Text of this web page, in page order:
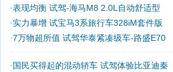
·表现均衡 试驾-海马M8 2.0L自动舒适型
·实力暴增 试宝马3系旅行车328iM套件版
·7万物超所值 试驾华泰紧凑级车-路盛E70
· 国民买得起的混动轿车 试驾体验比亚迪秦